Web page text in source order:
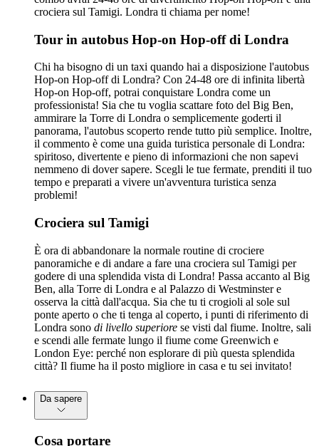
crociera sul Tamigi. Londra ti chiama per nome!
Tour in autobus Hop-on Hop-off di Londra
Chi ha bisogno di un taxi quando hai a disposizione l'autobus
Hop-on Hop-off di Londra? Con 24-48 ore di infinita libertà
Hop-on Hop-off, potrai conquistare Londra come un
professionista! Sia che tu voglia scattare foto del Big Ben,
ammirare la Torre di Londra o semplicemente goderti il
panorama, l'autobus scoperto rende tutto più semplice. Inoltre,
il commento è come una guida turistica personale di Londra:
spiritoso, divertente e pieno di informazioni che non sapevi
nemmeno di dover sapere. Scegli le tue fermate, prenditi il tuo
tempo e preparati a vivere un'avventura turistica senza
problemi!
Crociera sul Tamigi
È ora di abbandonare la normale routine di crociere
panoramiche e di andare a fare una crociera sul Tamigi per
godere di una splendida vista di Londra! Passa accanto al Big
Ben, alla Torre di Londra e al Palazzo di Westminster e
osserva la città dall'acqua. Sia che tu ti crogioli al sole sul
ponte aperto o che ti tenga al coperto, i punti di riferimento di
Londra sono di livello superiore se visti dal fiume. Inoltre, sali
e scendi alle fermate lungo il fiume come Greenwich e
London Eye: perché non esplorare di più questa splendida
città? Il fiume ha il posto migliore in casa e tu sei invitato!
Da sapere
Cosa portare